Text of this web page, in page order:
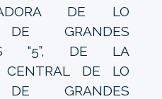
DE LO
DE GRANDES
“5”, DE LA
CENTRAL DE LO
DE GRANDES